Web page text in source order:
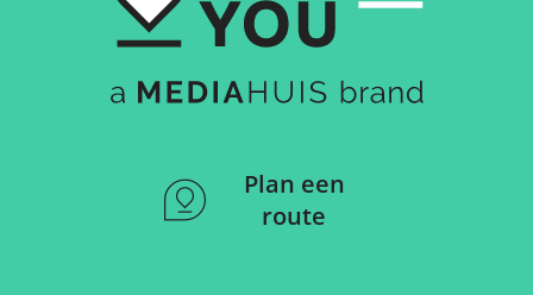
Plan een
route